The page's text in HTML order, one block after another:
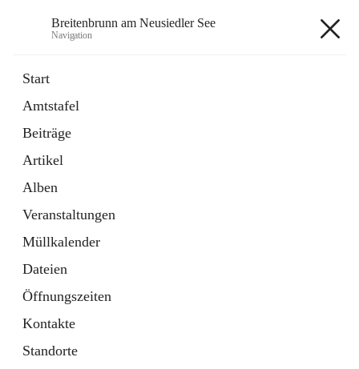
Breitenbrunn am Neusiedler See
Navigation
Start
Amtstafel
Beiträge
Artikel
Alben
Veranstaltungen
Müllkalender
Dateien
Öffnungszeiten
Kontakte
Standorte
18 Schnellzugriffe
Gemeindeservice